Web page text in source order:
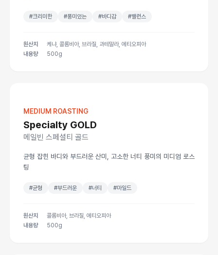
#크리미한 #풍미있는 #바디감 #밸런스
원산지
케냐, 콜롬비아, 브라질, 과테말라, 에티오피아
내용량
500g
MEDIUM ROASTING
Specialty GOLD
메일빈 스페셜티 골드
균형 잡힌 바디와 부드러운 산미, 고소한 너티 풍미의 미디엄 로스
팅
#균형 #부드러운 #너티 #마일드
원산지
콜롬비아, 브라질, 에티오피아
내용량
500g